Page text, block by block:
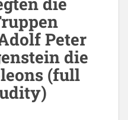
Peter
die
(full